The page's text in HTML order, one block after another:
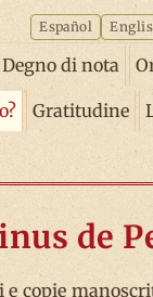
Español
Degno di nota
Gratitudine
de
copie